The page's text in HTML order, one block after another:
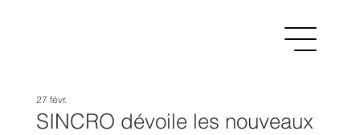
SINCRO dévoile les nouveaux
27 févr.